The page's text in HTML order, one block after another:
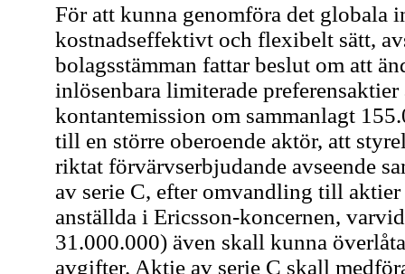
För att kunna genomföra det globala
kostnadseffektivt och flexibelt sätt,
bolagsstämman fattar beslut om att
inlösenbara limiterade
kontantemission om sammanlagt
till en större oberoende aktör, att
riktat förvärvserbjudande avseende
av serie C, efter omvandling till
anställda i Ericsson-koncernen,
31.000.000) även skall kunna
avgifter. Aktie av serie C skall